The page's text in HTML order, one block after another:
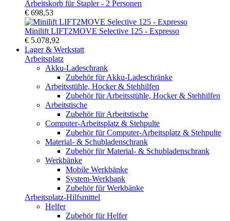
Arbeitskorb für Stapler - 2 Personen
€ 698,53
Minilift LIFT2MOVE Selective 125 - Expresso
€ 5.078,92
Lager & Werkstatt
Arbeitsplatz
Akku-Ladeschrank
Zubehör für Akku-Ladeschränke
Arbeitsstühle, Hocker & Stehhilfen
Zubehör für Arbeitsstühle, Hocker & Stehhilfen
Arbeitstische
Zubehör für Arbeitstische
Computer-Arbeitsplatz & Stehpulte
Zubehör für Computer-Arbeitsplatz & Stehpulte
Material- & Schubladenschrank
Zubehör für Material- & Schubladenschrank
Werkbänke
Mobile Werkbänke
System-Werkbank
Zubehör für Werkbänke
Arbeitsplatz-Hilfsmittel
Helfer
Zubehör für Helfer